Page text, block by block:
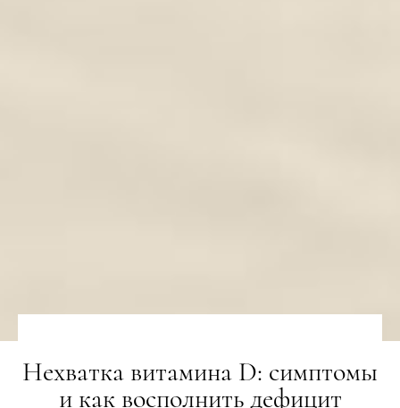
Нехватка витамина D: симптомы
и как восполнить дефицит